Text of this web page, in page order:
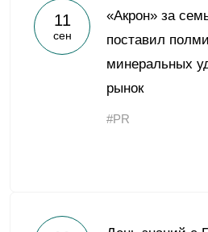
О Группе «Акрон»
География
11
сен
«Акрон» за
поставил
минеральных
рынок
#PR